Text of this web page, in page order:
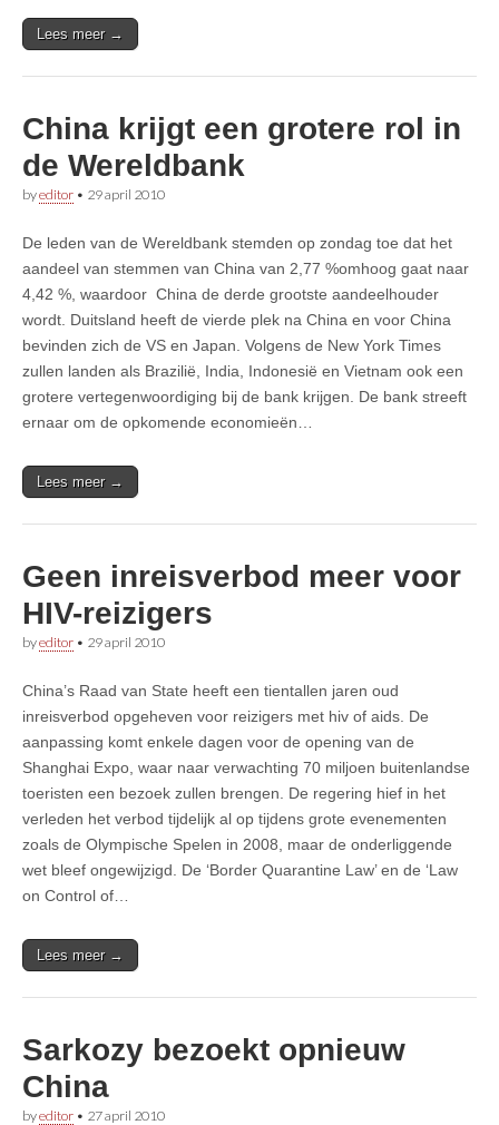
Lees meer →
China krijgt een grotere rol in
de Wereldbank
byeditor • 29 april 2010
De leden van de Wereldbank stemden op zondag toe dat het
aandeel van stemmen van China van 2,77 %omhoog gaat naar
4,42 %, waardoor China de derde grootste aandeelhouder
wordt. Duitsland heeft de vierde plek na China en voor China
bevinden zich de VS en Japan. Volgens de New York Times
zullen landen als Brazilië, India, Indonesië en Vietnam ook een
grotere vertegenwoordiging bij de bank krijgen. De bank streeft
ernaar om de opkomende economieën…
Lees meer →
Geen inreisverbod meer voor
HIV-reizigers
byeditor • 29 april 2010
China’s Raad van State heeft een tientallen jaren oud
inreisverbod opgeheven voor reizigers met hiv of aids. De
aanpassing komt enkele dagen voor de opening van de
Shanghai Expo, waar naar verwachting 70 miljoen buitenlandse
toeristen een bezoek zullen brengen. De regering hief in het
verleden het verbod tijdelijk al op tijdens grote evenementen
zoals de Olympische Spelen in 2008, maar de onderliggende
wet bleef ongewijzigd. De ‘Border Quarantine Law’ en de ‘Law
on Control of…
Lees meer →
Sarkozy bezoekt opnieuw
China
byeditor • 27 april 2010